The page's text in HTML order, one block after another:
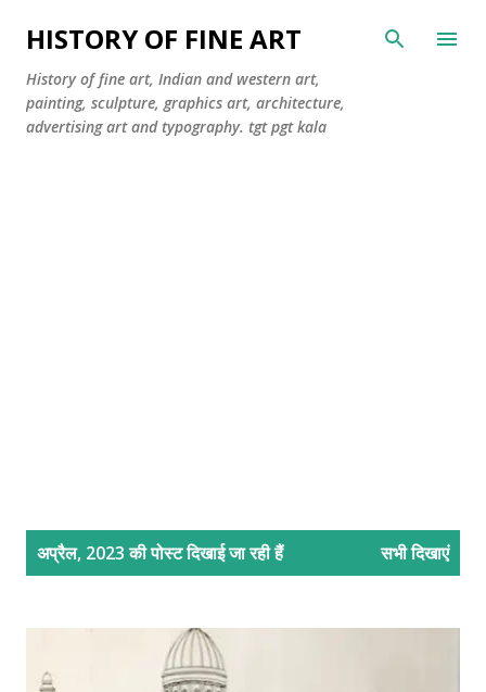
सीधे मुख्य सामग्री पर जाएं
HISTORY OF FINE ART
History of fine art, Indian and western art,
painting, sculpture, graphics art, architecture,
advertising art and typography. tgt pgt kala
अप्रैल, 2023 की पोस्ट दिखाई जा रही हैं सभी दिखाएं